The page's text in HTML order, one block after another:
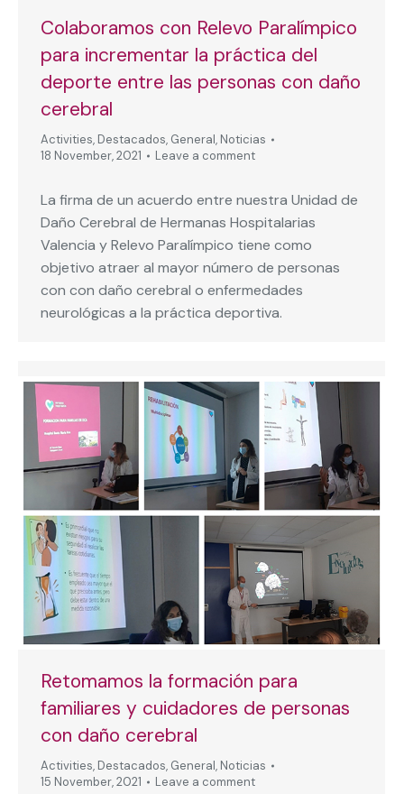
Colaboramos con Relevo Paralímpico
para incrementar la práctica del
deporte entre las personas con daño
cerebral
Activities, Destacados, General, Noticias
18 November, 2021
Leave a comment
La firma de un acuerdo entre nuestra Unidad de
Daño Cerebral de Hermanas Hospitalarias
Valencia y Relevo Paralímpico tiene como
objetivo atraer al mayor número de personas
con con daño cerebral o enfermedades
neurológicas a la práctica deportiva.
Retomamos la formación para
familiares y cuidadores de personas
con daño cerebral
Activities, Destacados, General, Noticias
15 November, 2021
Leave a comment